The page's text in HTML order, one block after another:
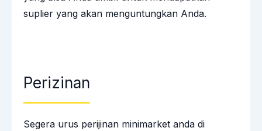
suplier yang akan menguntungkan Anda.
Perizinan
Segera urus perijinan minimarket anda di